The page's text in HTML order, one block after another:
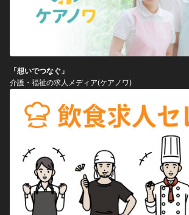
「想いでつなぐ」
介護・福祉の求人メディア(ケアノワ)